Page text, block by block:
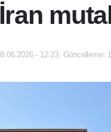
- 12:23, Güncelleme: